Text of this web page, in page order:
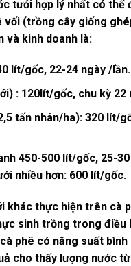
tưới hợp lý nhất có thể
vối (trồng cây giống
và kinh doanh là:
lít/gốc, 22-24 ngày /lần.
: 120lít/gốc, chu kỳ 22
tấn nhân/ha): 320 lít/
450-500 lít/gốc, 25-
nhiều hơn: 600 lít/gốc.
khác thực hiện trên cà
sinh trồng trong điều
phê có năng suất bình
cho thấy lượng nước